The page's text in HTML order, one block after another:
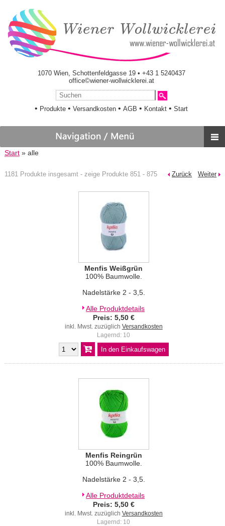
1070 Wien, Schottenfeldgasse 19 • +43 1 5240437
office©wiener-wollwicklerei.at
• Produkte •Versandkosten •AGB • Kontakt •Start
Start» alle
1181 Produkte insgesamt - zeige Produkte 851 - 875 Zurück Weiter
Menfis Weißgrün
100% Baumwolle.
Nadelstärke 2 - 3,5.
Alle Produktdetails
Preis: 5,50 €
inkl. Mwst. zuzüglich Versandkosten
Lagernd: 10
Menfis Reingrün
100% Baumwolle.
Nadelstärke 2 - 3,5.
Alle Produktdetails
Preis: 5,50 €
inkl. Mwst. zuzüglich Versandkosten
Lagernd: 10